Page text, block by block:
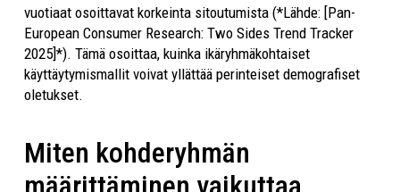
vuotiaat osoittavat korkeinta sitoutumista (*Lähde: [Pan-
European Consumer Research: Two Sides Trend Tracker
2025]*). Tämä osoittaa, kuinka ikäryhmäkohtaiset
käyttäytymismallit voivat yllättää perinteiset demografiset
oletukset.
Miten kohderyhmän